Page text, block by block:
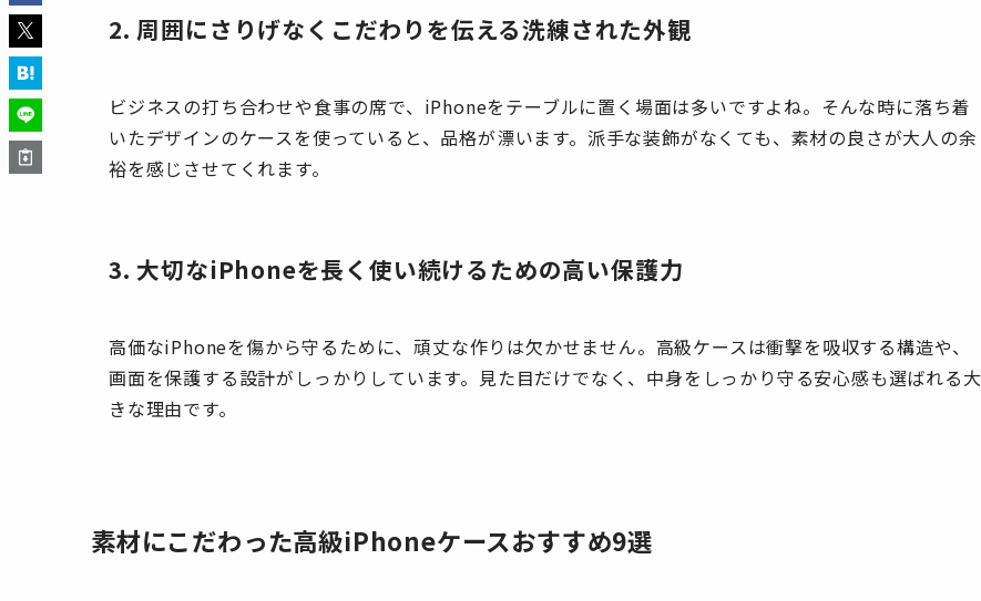
2. 周囲にさりげなくこだわりを伝える洗練された外観
ビジネスの打ち合わせや食事の席で、iPhoneをテーブルに置く場面は多いですよね。そんな時に落ち着
いたデザインのケースを使っていると、品格が漂います。派手な装飾がなくても、素材の良さが大人の余
裕を感じさせてくれます。
3. 大切なiPhoneを長く使い続けるための高い保護力
高価なiPhoneを傷から守るために、頑丈な作りは欠かせません。高級ケースは衝撃を吸収する構造や、
画面を保護する設計がしっかりしています。見た目だけでなく、中身をしっかり守る安心感も選ばれる大
きな理由です。
素材にこだわった高級iPhoneケースおすすめ9選